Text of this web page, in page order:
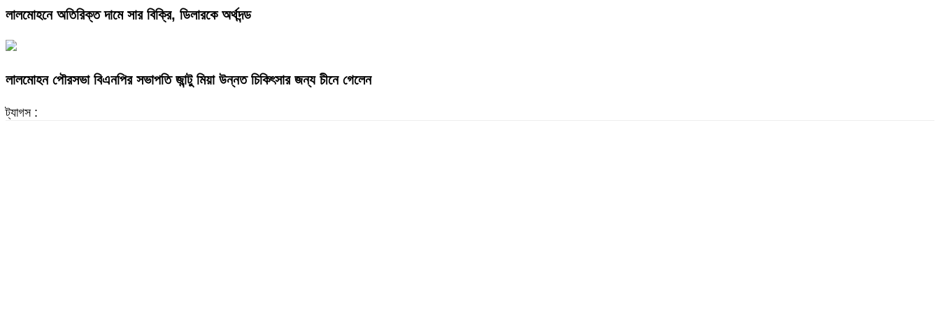
লালমোহনে অতিরিক্ত দামে সার বিক্রি, ডিলারকে অর্থদন্ড
লালমোহন পৌরসভা বিএনপির সভাপতি জান্টু মিয়া উন্নত চিকিৎসার জন্য চীনে গেলেন
ট্যাগস :